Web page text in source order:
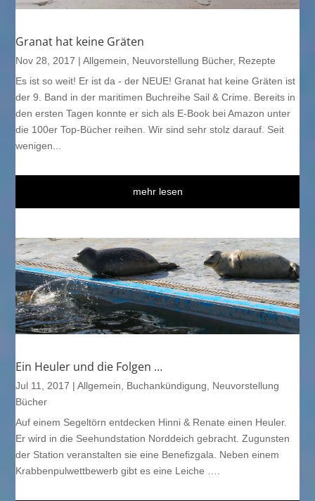
Granat hat keine Gräten
Nov 28, 2017 |Allgemein Neuvorstellung Bücher, Rezepte
Es ist so weit! Er ist da - der NEUE! Granat hat keine Gräten ist
der 9. Band in der maritimen Buchreihe Sail & Crime. Bereits in
den ersten Tagen konnte er sich als E-Book bei Amazon unter
die 100er Top-Bücher reihen. Wir sind sehr stolz darauf. Seit
wenigen...
mehr lesen
Ein Heuler und die Folgen …
Jul 11, 2017 |Allgemein, Buchankündigung, Neuvorstellung
Bücher
Auf einem Segeltörn entdecken Hinni & Renate einen Heuler.
Er wird in die Seehundstation Norddeich gebracht. Zugunsten
der Station veranstalten sie eine Benefizgala. Neben einem
Krabbenpulwettbewerb gibt es eine Leiche ….